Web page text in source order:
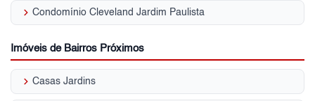
keyboard_arrow_right Condomínio Cleveland Jardim Paulista
Imóveis de Bairros Próximos
keyboard_arrow_right Casas Jardins